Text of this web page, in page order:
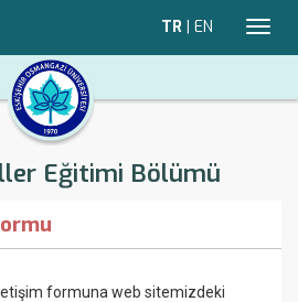
TR | EN
Eğitimi Bölümü
formuna web sitemizdeki